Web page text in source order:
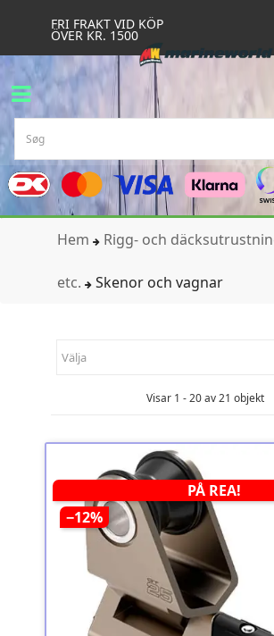
FRI FRAKT VID KÖP
ÖVER KR. 1500
Hem Rigg- och
etc. Skenor och vagnar
Välja
Visar 1 - 20 av 21 objekt
PÅ REA!
−12%